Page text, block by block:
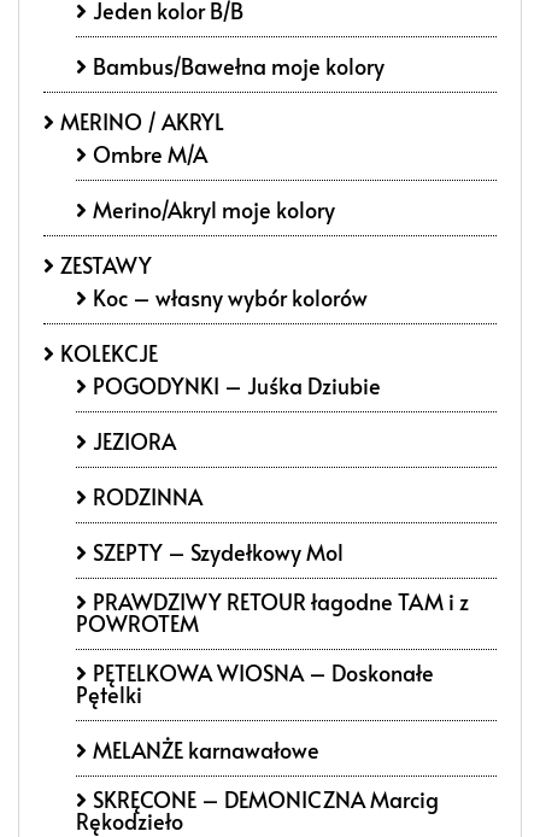
Jeden kolor B/B
Bambus/Bawełna moje kolory
MERINO / AKRYL
Ombre M/A
Merino/Akryl moje kolory
ZESTAWY
Koc – własny wybór kolorów
KOLEKCJE
POGODYNKI – Juśka Dziubie
JEZIORA
RODZINNA
SZEPTY – Szydełkowy Mol
PRAWDZIWY RETOUR łagodne TAM i z
POWROTEM
PĘTELKOWA WIOSNA – Doskonałe
Pętelki
MELANŻE karnawałowe
SKRĘCONE – DEMONICZNA Marcig
Rękodzieło